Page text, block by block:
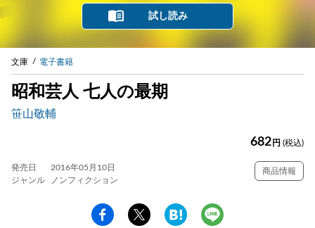
試し読み
文庫 電子書籍
昭和芸人 七人の最期
笹山敬輔
682 円 (税込)
発売日
2016年05月10日
ジャンル
ノンフィクション
商品情報